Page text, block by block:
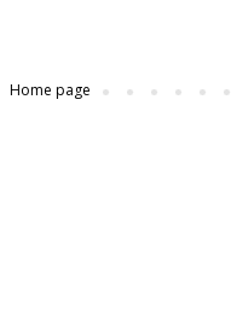
Home page